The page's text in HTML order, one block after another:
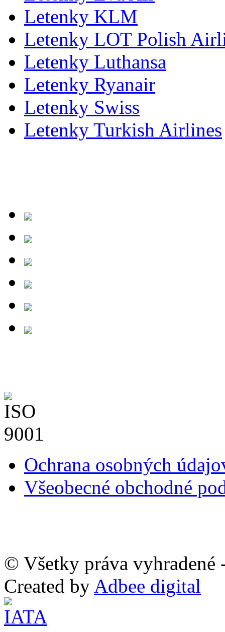
Letenky KLM
Letenky LOT Polish
Letenky Luthansa
Letenky Ryanair
Letenky Swiss
Letenky Turkish Airlines
Ochrana osobných
Všeobecné obchodné
© Všetky práva vyhradené
Created by Adbee digital